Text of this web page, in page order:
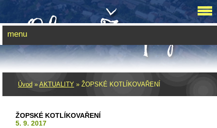
Úvod » AKTUALITY » ŽOPSKÉ KOTLÍKOVAŘENÍ
ŽOPSKÉ KOTLÍKOVAŘENÍ
5. 9. 2017
menu